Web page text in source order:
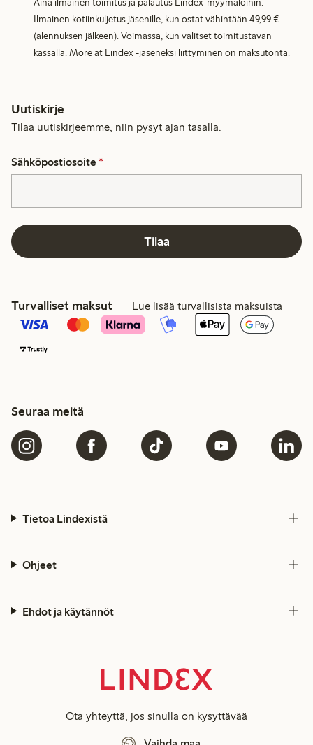
Aina ilmainen toimitus ja palautus Lindex-myymälöihin.
Ilmainen kotiinkuljetus jäsenille, kun ostat vähintään 49,99 €
(alennuksen jälkeen). Voimassa, kun valitset toimitustavan
kassalla. More at Lindex -jäseneksi liittyminen on maksutonta.
Uutiskirje
Tilaa uutiskirjeemme, niin pysyt ajan tasalla.
Sähköpostiosoite *
Tilaa
Turvalliset maksut Lue lisää turvallisista maksuista
Seuraa meitä
Tietoa Lindexistä
Ohjeet
Ehdot ja käytännöt
Ota yhteyttä, jos sinulla on kysyttävää